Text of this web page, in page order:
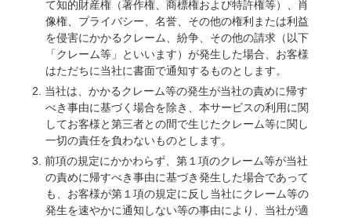
て知的財産権（著作権、商標権および特許権等）、肖
像権、プライバシー、名誉、その他の権利または利益
を侵害にかかるクレーム、紛争、その他の請求（以下
「クレーム等」といいます）が発生した場合、お客様
はただちに当社に書面で通知するものとします。
当社は、かかるクレーム等の発生が当社の責めに帰す
べき事由に基づく場合を除き、本サービスの利用に関
してお客様と第三者との間で生じたクレーム等に関し
一切の責任を負わないものとします。
前項の規定にかかわらず、第１項のクレーム等が当社
の責めに帰すべき事由に基づき発生した場合であって
も、お客様が第１項の規定に反し当社にクレーム等の
発生を速やかに通知しない等の事由により、当社が適